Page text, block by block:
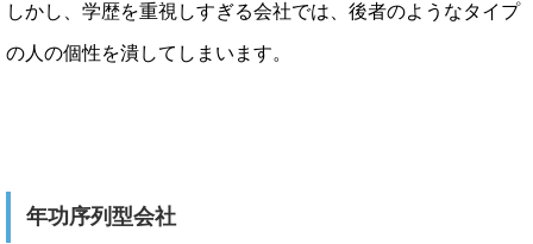
しかし、学歴を重視しすぎる会社では、後者のようなタイプ
の人の個性を潰してしまいます。
年功序列型会社